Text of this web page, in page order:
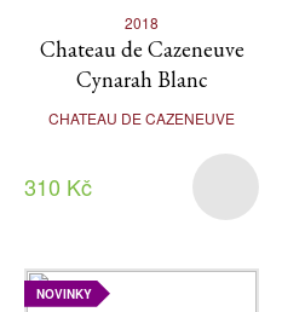
2018
Chateau de Cazeneuve
Cynarah Blanc
CHATEAU DE CAZENEUVE
310 Kč
NOVINKY